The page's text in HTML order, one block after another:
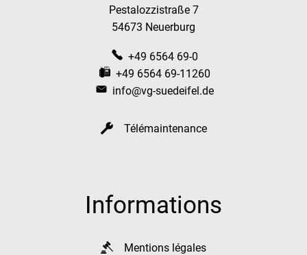
Pestalozzistraße 7
54673 Neuerburg
+49 6564 69-0
+49 6564 69-11260
info@vg-suedeifel.de
Télémaintenance
Informations
Mentions légales